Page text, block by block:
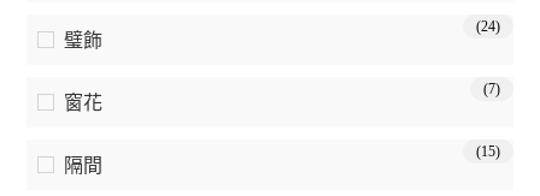
璧飾
(24)
窗花
(7)
隔間
(15)